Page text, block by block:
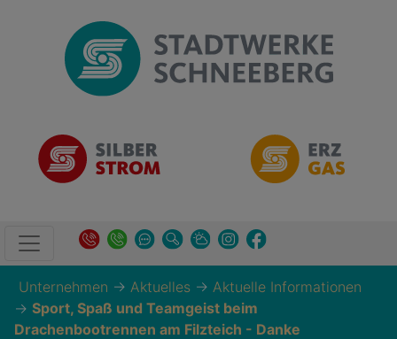
Unternehmen → Aktuelles → Aktuelle Informationen
→ Sport, Spaß und Teamgeist beim
Drachenbootrennen am Filzteich - Danke